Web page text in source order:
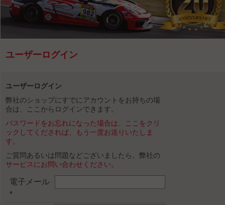
ユーザーログイン
ユーザーログイン
弊社のショップにすでにアカウントをお持ちの場
合は、ここからログインできます。
パスワードをお忘れになった場合は、ここをクリ
ックしてくだされば、もう一度お送りいたしま
す。
ご質問あるいは問題などございましたら、弊社の
サービスにお問い合わせください。
電子メール
*